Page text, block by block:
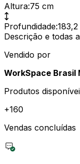
Altura:75 cm
Profundidade:
Descrição e todas
Vendido por
WorkSpace Brasil
Produtos
+160
Vendas concluídas